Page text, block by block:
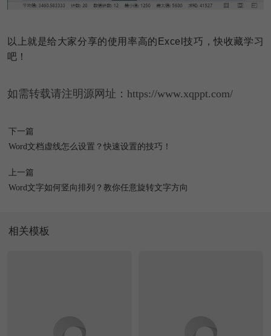
以上就是给大家分享的使用率高的Excel技巧，快收藏学习
吧！
如需转载请注明源网址：https://www.xqppt.com/
下一篇
Word文档虚线怎么设置？快速设置的技巧！
上一篇
Word文字如何竖向排列？教你任意旋转文字方向
相关模板